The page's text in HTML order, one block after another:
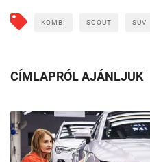
KOMBI SCOUT SUV
CÍMLAPRÓL AJÁNLJUK